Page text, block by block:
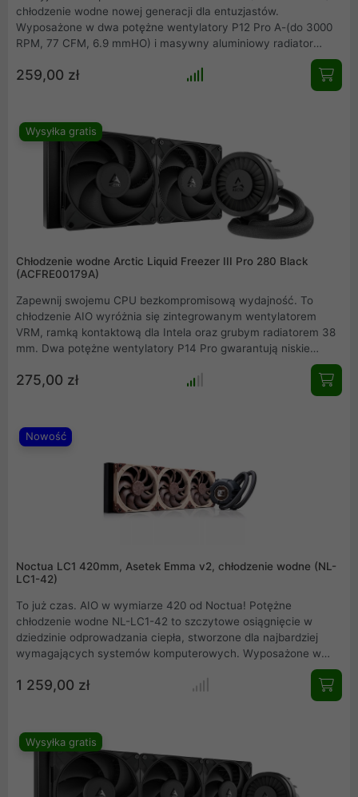
chłodzenie wodne nowej generacji dla entuzjastów.
Wyposażone w dwa potężne wentylatory P12 Pro A-(do 3000
RPM, 77 CFM, 6.9 mmHO) i masywny aluminiowy radiator
wydajność chłodzenia. Innowacyjne, aktywne chłodzenie VRM,
259,00 zł
Wysyłka gratis
Chłodzenie wodne Arctic Liquid Freezer III Pro 280 Black
(ACFRE00179A)
Zapewnij swojemu CPU bezkompromisową wydajność. To
chłodzenie AIO wyróżnia się zintegrowanym wentylatorem
VRM, ramką kontaktową dla Intela oraz grubym radiatorem 38
mm. Dwa potężne wentylatory P14 Pro gwarantują niskie
najnowszych procesorów Intel LGA1700/1851 i AMD AM5/AM4,
275,00 zł
Nowość
Noctua LC1 420mm, Asetek Emma v2, chłodzenie wodne (NL-
LC1-42)
To już czas. AIO w wymiarze 420 od Noctua! Potężne
chłodzenie wodne NL-LC1-42 to szczytowe osiągnięcie w
dziedzinie odprowadzania ciepła, stworzone dla najbardziej
wymagających systemów komputerowych. Wyposażone w
wysokowydajne jednostki wentylujące o średnicy 140 mm,
oraz zaawansowanej platformie technicznej, produkt ten
oferuje niespotykaną kulturę pracy, będąc idealnym wyborem
dla profesjonalistów.
1 259,00 zł
Wysyłka gratis